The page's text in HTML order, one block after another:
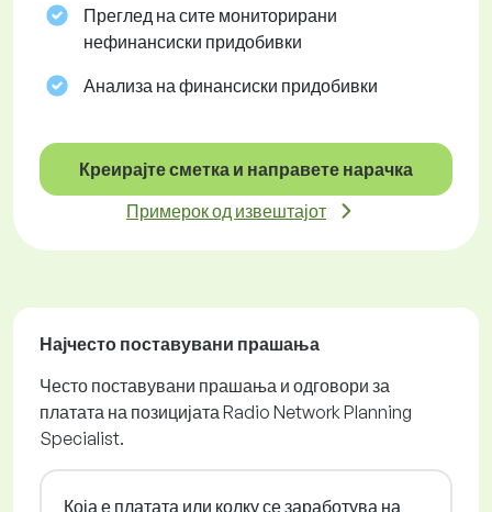
Преглед на сите мониторирани
нефинансиски придобивки
Анализа на финансиски придобивки
Креирајте сметка и направете нарачка
Примерок од извештајот
Најчесто поставувани прашања
Често поставувани прашања и одговори за
платата на позицијата Radio Network Planning
Specialist.
Која е платата или колку се заработува на